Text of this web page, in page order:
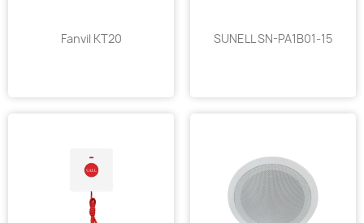
Fanvil KT20 SUNELL SN-PA1B01-15